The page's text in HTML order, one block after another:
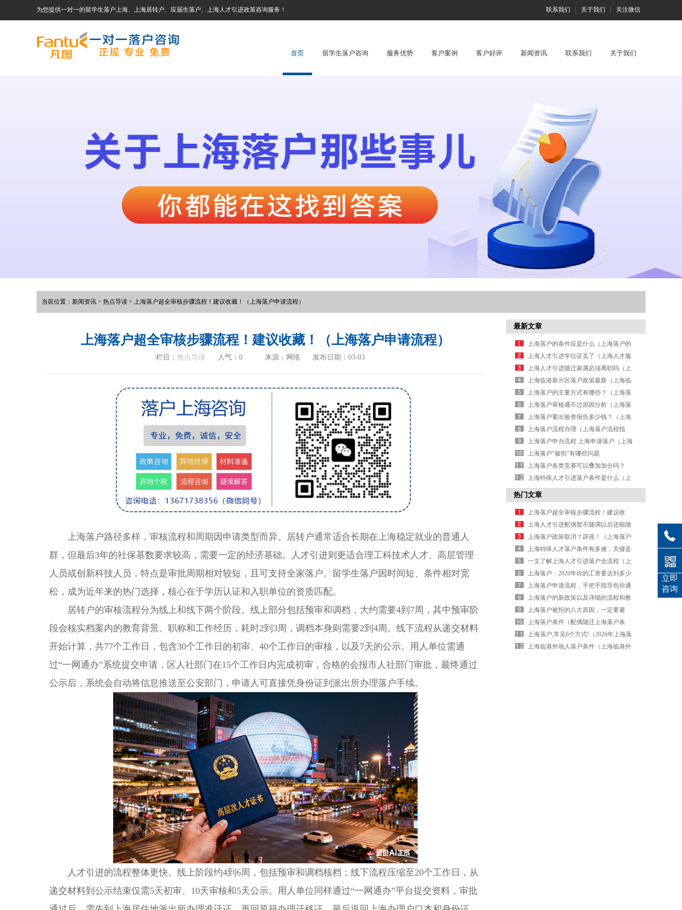
为您提供一对一的留学生落户上海、上海居转户、应届生落户、上海人才引进政策咨询服务！ 联系我们 关于我们 关注微信
首页 留学生落户咨询 服务优势 客户案例 客户好评 新闻资讯 联系我们 关于我们
当前位置： 新闻资讯 > 热点导读 > 上海落户超全审核步骤流程！建议收藏！（上海落户申请流程）
上海落户超全审核步骤流程！建议收藏！（上海落户申请流程）
栏目： 热点导读 人气： 0 来源：网络 发布日期：03-03
上海落户路径多样，审核流程和周期因申请类型而异。居转户通常适合长期在上海稳定就业的普通人
群，但最后3年的社保基数要求较高，需要一定的经济基础。人才引进则更适合理工科技术人才、高层管理
人员或创新科技人员，特点是审批周期相对较短，且可支持全家落户。留学生落户因时间短、条件相对宽
松，成为近年来的热门选择，核心在于学历认证和入职单位的资质匹配。
居转户的审核流程分为线上和线下两个阶段。线上部分包括预审和调档，大约需要4到7周，其中预审阶
段会核实档案内的教育背景、职称和工作经历，耗时2到3周，调档本身则需要2到4周。线下流程从递交材料
开始计算，共77个工作日，包含30个工作日的初审、40个工作日的审核，以及7天的公示。用人单位需通
过“一网通办”系统提交申请，区人社部门在15个工作日内完成初审，合格的会报市人社部门审批，最终通过
公示后，系统会自动将信息推送至公安部门，申请人可直接凭身份证到派出所办理落户手续。
人才引进的流程整体更快。线上阶段约4到6周，包括预审和调档核档；线下流程压缩至20个工作日，从
递交材料到公示结束仅需5天初审、10天审核和5天公示。用人单位同样通过“一网通办”平台提交资料，审批
最新文章
上海落户的条件应是什么（上海落户的
条件2026）
上海人才引进学位证丢了（上海人才服
务中心学位认证）
上海人才引进随迁家属必须离职吗（上
海人才引进落户家属随迁条件）
上海临港新片区落户政策最新（上海临
港落户条件2026新规）
上海落户的主要方式有哪些？（上海落
户方式）
上海落户审核通不过原因分析（上海落
户材料审核不通过）
上海落户要出验资报告多少钱？（上海
落户单位资质审查）
上海落户流程办理（上海落户流程指
南）
上海落户申办流程 上海申请落户（上海
落户怎么办理）
上海落户“被拒”有哪些问题
上海落户各类竞赛可以叠加加分吗？
（上海落户 竞赛）
上海特殊人才引进落户条件是什么（上
海特殊人才引进落户条件是什么意思）
热门文章
上海落户超全审核步骤流程！建议收
藏！（上海落户申请流程）
上海人才引进配偶暂不随调以后还能随
调（上海引进人才落户配偶随调严格
吗）
上海落户政策取消？辟谣！（上海落户
政策不久前放松了）
上海特殊人才落户条件有多难，关键是
看单位（作为特殊人才落户上海）
一文了解上海人才引进落户全流程（上
海人才引进落户政策解读）
上海落户：2026年你的工资要达到多少
呢？（上海落户工资标准2026）
上海落户申请流程，手把手指导包你通
过（2026年上海落户流程）
上海落户的新政策以及详细的流程和教
程（上海落户流程和时间）
上海落户被拒的八大原因，一定要避
开！（上海落户怎么这么难）
上海落户条件（配偶随迁上海落户条
件）
上海落户,常见6个方式!（2026年上海落
户流程）
上海临港外地人落户条件（上海临港外
立即
咨询